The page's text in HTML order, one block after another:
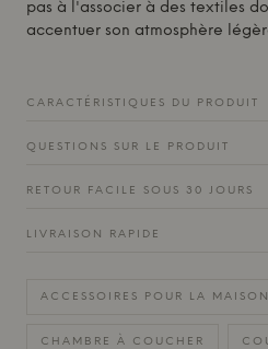
pas à l'associer à des textiles
accentuer son atmosphère
CARACTÉRISTIQUES DU PRODUIT
QUESTIONS SUR LE PRODUIT
RETOUR FACILE SOUS 30 JOURS
LIVRAISON RAPIDE
ACCESSOIRES POUR LA MAISON
CHAMBRE À COUCHER